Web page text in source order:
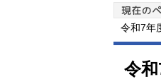
令和7年
令